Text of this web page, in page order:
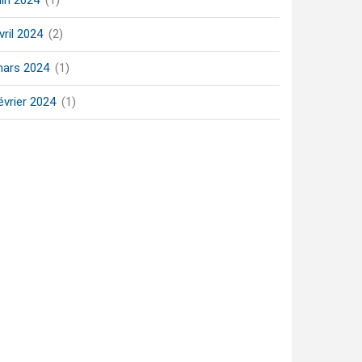
2024 (2)
2024 (1)
2024 (1)